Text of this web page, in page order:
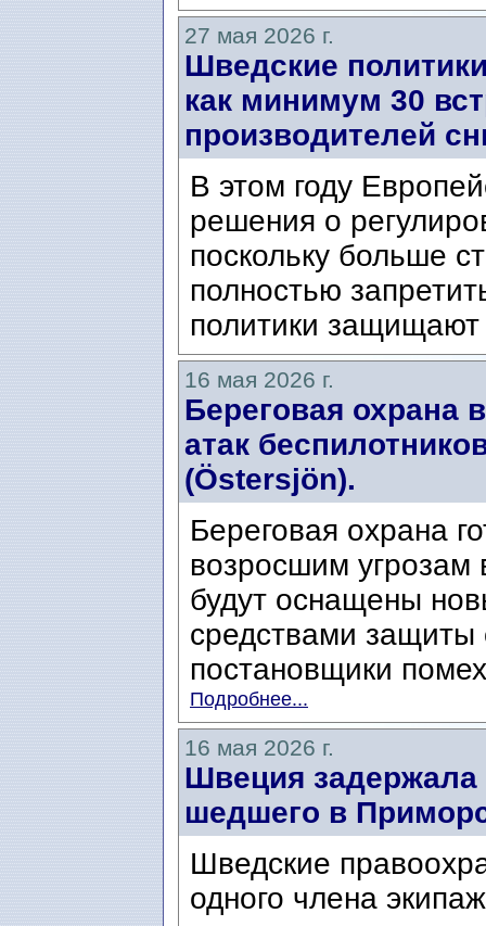
27 мая 2026 г.
Шведские
как минимум 30
производителей
В этом году
решения о
поскольку больше
полностью
политики
16 мая 2026 г.
Береговая охрана
атак
(Östersjön).
Береговая охрана
возросшим
будут оснащены
средствами защиты
постановщики
Подробнее...
16 мая 2026 г.
Швеция задержала
шедшего в
Шведские
одного члена